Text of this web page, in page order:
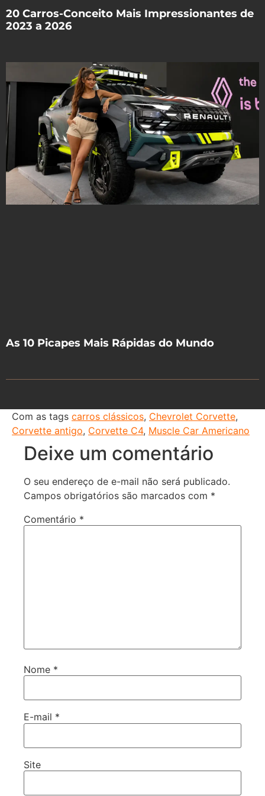
20 Carros-Conceito Mais Impressionantes de
2023 a 2026
As 10 Picapes Mais Rápidas do Mundo
Com as tags carros clássicos, Chevrolet Corvette,
Corvette antigo, Corvette C4, Muscle Car Americano
Deixe um comentário
O seu endereço de e-mail não será publicado.
Campos obrigatórios são marcados com *
Comentário *
Nome *
E-mail *
Site